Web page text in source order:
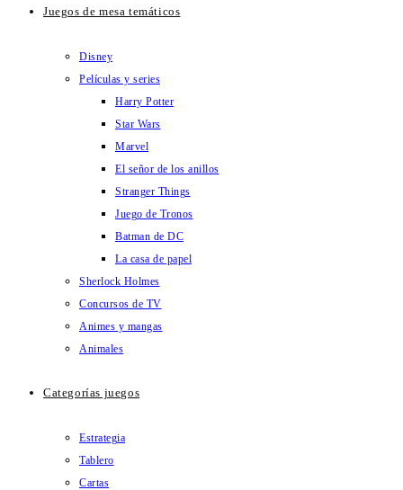
Juegos de mesa temáticos
Disney
Películas y series
Harry Potter
Star Wars
Marvel
El señor de los anillos
Stranger Things
Juego de Tronos
Batman de DC
La casa de papel
Sherlock Holmes
Concursos de TV
Animes y mangas
Animales
Categorías juegos
Estrategia
Tablero
Cartas